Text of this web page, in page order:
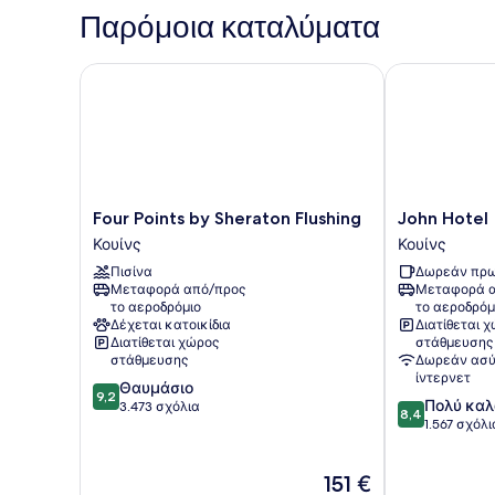
Μονόκλινη
Χρήση
Παρόμοια καταλύματα
Four
Points
by
Sheraton
Flushing
Κουίνς
Four Points by Sheraton Flushing
Κουίνς
Πισίνα
Μεταφορά από/προς
το αεροδρόμιο
Δέχεται κατοικίδια
Διατίθεται χώρος
στάθμευσης
9.2
στα
9,2 Θαυμάσιο
3.473 σχόλια
Η
151 €
Four Points by Sheraton Flushing
John
Hotel
Κουίνς
John Hotel
Κουίνς
Δωρεάν
Μεταφορά
το
Διατίθεται
στάθμευσης
Δωρεάν
ίντερνετ
8.4
στα
8,4 Πολύ
1.567
John Hotel